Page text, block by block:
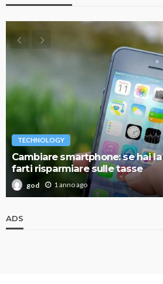
TECHNOLOGY
Cambiare smartphone: se hai
farti risparmiare sulle tasse
god 1 anno ago
ADS